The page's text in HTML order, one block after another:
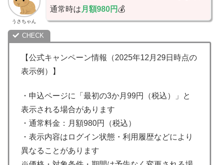
うさちゃん
通常時は 月額980円 💰️
【公式キャンペーン情報（2025年12月29日時点の
表示例）】
・申込ページに「最初の3か月99円（税込）」と
表示される場合があります
・通常料金：月額980円（税込）
・表示内容はログイン状態・利用履歴などにより
異なることがあります